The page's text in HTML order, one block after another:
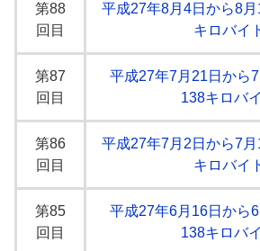
第88
回目
平成27年8月4日から8
キロバイ
第87
回目
平成27年7月21日か
138キロバ
第86
回目
平成27年7月2日から7
キロバイ
第85
回目
平成27年6月16日か
138キロバ